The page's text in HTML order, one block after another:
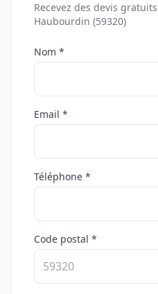
Recevez des devis
Haubourdin (59320)
Nom *
Email *
Téléphone *
Code postal *